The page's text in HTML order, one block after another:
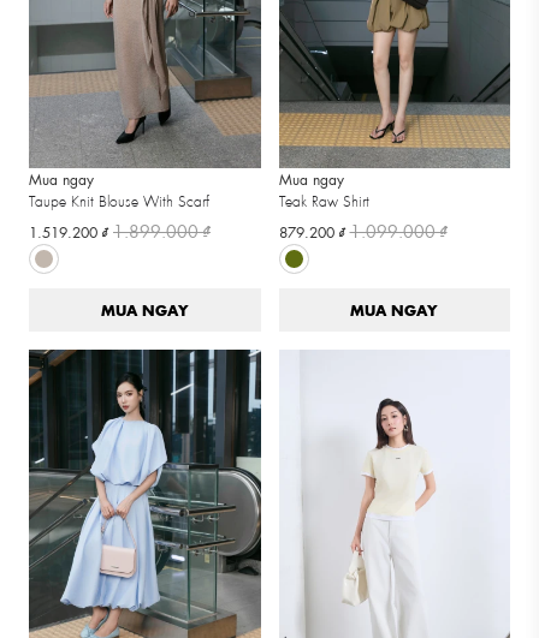
Mua ngay
Taupe Knit Blouse With Scarf
1.519.200 ₫1.899.000 ₫
MUA NGAY
Mua ngay
Teak Raw Shirt
879.200 ₫1.099.000 ₫
MUA NGAY